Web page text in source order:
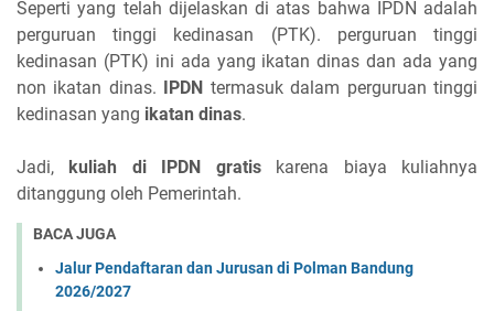
Seperti yang telah dijelaskan di atas bahwa IPDN adalah
perguruan tinggi kedinasan (PTK). perguruan tinggi
kedinasan (PTK) ini ada yang ikatan dinas dan ada yang
non ikatan dinas.
IPDN termasuk dalam perguruan tinggi
kedinasan yang ikatan dinas.
Jadi, kuliah di IPDN gratiskarena biaya kuliahnya
ditanggung oleh Pemerintah.
BACA JUGA
Jalur Pendaftaran dan Jurusan di Polman Bandung
2026/2027